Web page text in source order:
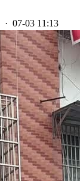
· 07-03 11:13